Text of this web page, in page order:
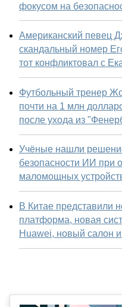
фокусом на
Американский певец
скандальный номер
тот конфликтовал с
Футбольный тренер
почти на 1 млн
после ухода из
Учёные нашли
безопасности ИИ при
маломощных
В Китае представили
платформа, новая
Huawei, новый салон